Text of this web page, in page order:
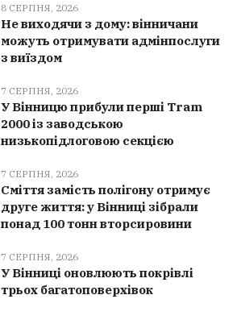
8 СЕРПНЯ, 2026
Не виходячи з дому: вінничани
можуть отримувати адмінпослуги
з виїздом
7 СЕРПНЯ, 2026
У Вінницю прибули перші Tram
2000 із заводською
низькопідлоговою секцією
7 СЕРПНЯ, 2026
Сміття замість полігону отримує
друге життя: у Вінниці зібрали
понад 100 тонн вторсировини
7 СЕРПНЯ, 2026
У Вінниці оновлюють покрівлі
трьох багатоповерхівок